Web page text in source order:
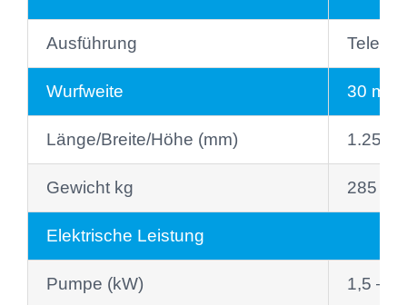
Ausführung
Wurfweite 30 m
Länge/Breite/Höhe (mm) 1.250/
Gewicht kg 285
Elektrische Leistung
Pumpe (kW) 1,5 –